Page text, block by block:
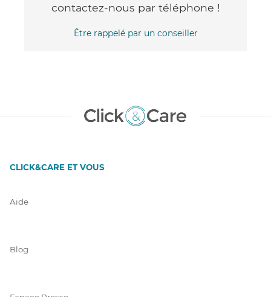
contactez-nous par téléphone !
Être rappelé par un conseiller
CLICK&CARE ET VOUS
Aide
Blog